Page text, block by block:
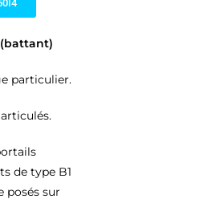
particulier.
de type B1
posés sur